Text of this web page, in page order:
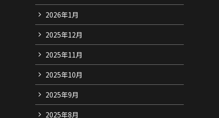
2026年1月
2025年12月
2025年11月
2025年10月
2025年9月
2025年8月